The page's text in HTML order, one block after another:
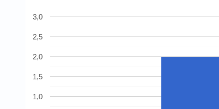
1,0
1,5
2,0
2,5
3,0